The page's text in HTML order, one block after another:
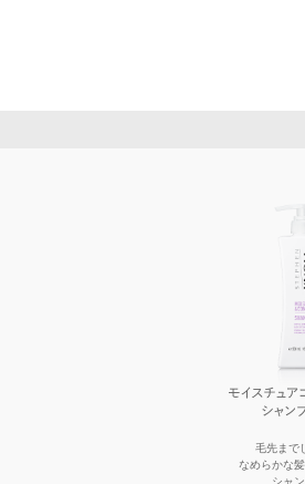
毛先まで
なめらかな